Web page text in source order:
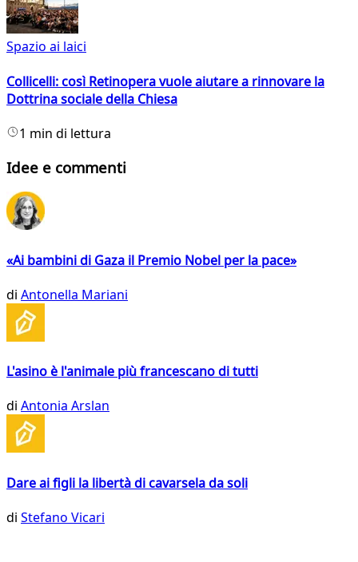
Spazio ai laici
Collicelli: così Retinopera vuole aiutare a rinnovare la
Dottrina sociale della Chiesa
1 min di lettura
Idee e commenti
«Ai bambini di Gaza il Premio Nobel per la pace»
di Antonella Mariani
L'asino è l'animale più francescano di tutti
di Antonia Arslan
Dare ai figli la libertà di cavarsela da soli
di Stefano Vicari